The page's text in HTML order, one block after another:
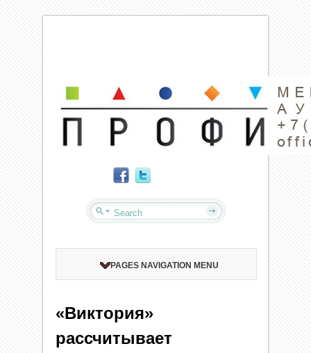
PAGES NAVIGATION MENU
«Виктория»
рассчитывает